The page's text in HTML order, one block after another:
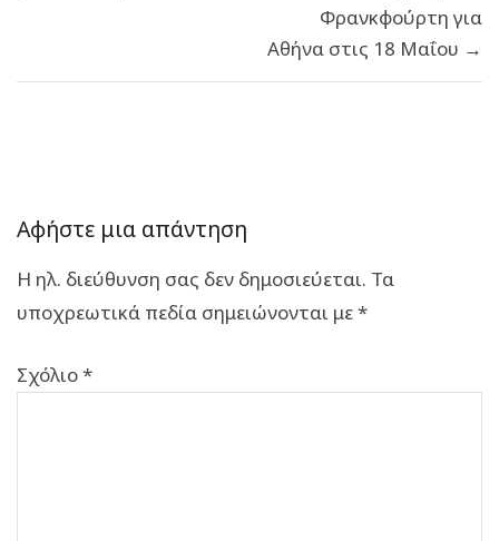
Φρανκφούρτη για
Αθήνα στις 18 Μαΐου →
Αφήστε μια απάντηση
Η ηλ. διεύθυνση σας δεν δημοσιεύεται. Τα
υποχρεωτικά πεδία σημειώνονται με*
Σχόλιο*